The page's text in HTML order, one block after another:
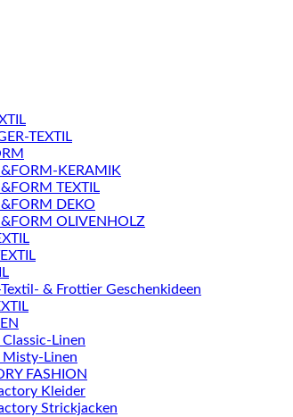
TEXTIL
KERAMIK
TEXTIL
DEKO
OLIVENHOLZ
Textil- & Frottier Geschenkideen
Classic-Linen
Misty-Linen
FASHION
Kleider
Strickjacken